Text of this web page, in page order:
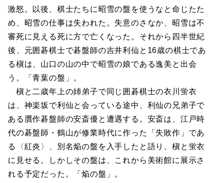
激怒。以後、棋士たちに昭雪の盤を使うなと命じたた
め、昭雪の仕事は失われた。失意のさなか、昭雪は不
審死に見える死に方で亡くなった。それから四半世紀
後、元囲碁棋士で碁盤師の吉井利仙と16歳の棋士であ
る槇は、山口の山の中で昭雪の娘である逸美と出会
う。「青葉の盤」。
槇と二歳年上の姉弟子で同じ囲碁棋士の衣川蛍衣
は、神楽坂で利仙と会っている途中、利仙の兄弟子で
ある贋作碁盤師の安斎優と遭遇する。安斎は、江戸時
代の碁盤師・鶴山が修業時代に作った「失敗作」であ
る〈紅炎〉、別名焔の盤を入手したと語り、槇と蛍衣
に見せる。しかしその盤は、これから美術館に展示さ
れる予定だった。「焔の盤」。